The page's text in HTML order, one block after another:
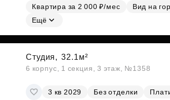
Квартира за 2 000 ₽/мес
Вид на
Ещё
Студия, 32.1м²
6 корпус, 1 секция, 3 этаж, №1358
3 кв 2029 Без отделки